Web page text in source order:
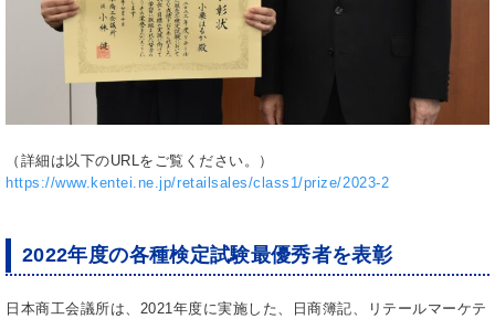
（詳細は以下のURLをご覧ください。）
https://www.kentei.ne.jp/retailsales/class1/prize/2023-2
2022年度の各種検定試験最優秀者を表彰
日本商工会議所は、2021年度に実施した、日商簿記、リテールマーケテ